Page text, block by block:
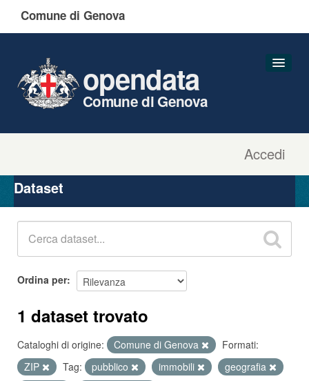
Comune di Genova
Accedi
opendata
Comune di Genova
Organizzazioni
Gruppi
Dataset
Ordina per
1 dataset trovato
Cataloghi di origine: Comune di Genova
Formati:
ZIP
Tag: pubblico immobili
geografia